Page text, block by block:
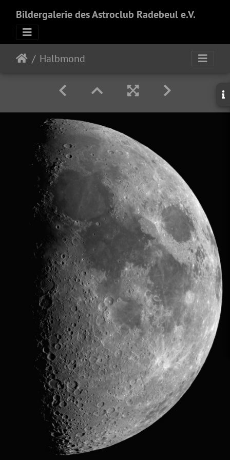
Bildergalerie des Astroclub Radebeul e.V.
Halbmond